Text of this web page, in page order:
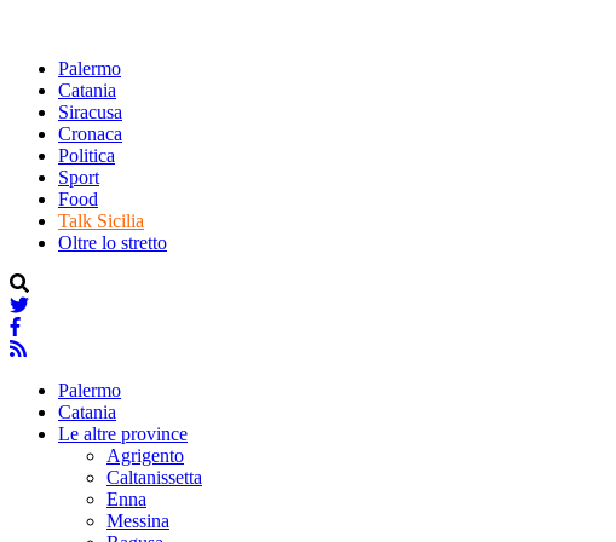
Palermo
Catania
Siracusa
Cronaca
Politica
Sport
Food
Talk Sicilia
Oltre lo stretto
Palermo
Catania
Le altre province
Agrigento
Caltanissetta
Enna
Messina